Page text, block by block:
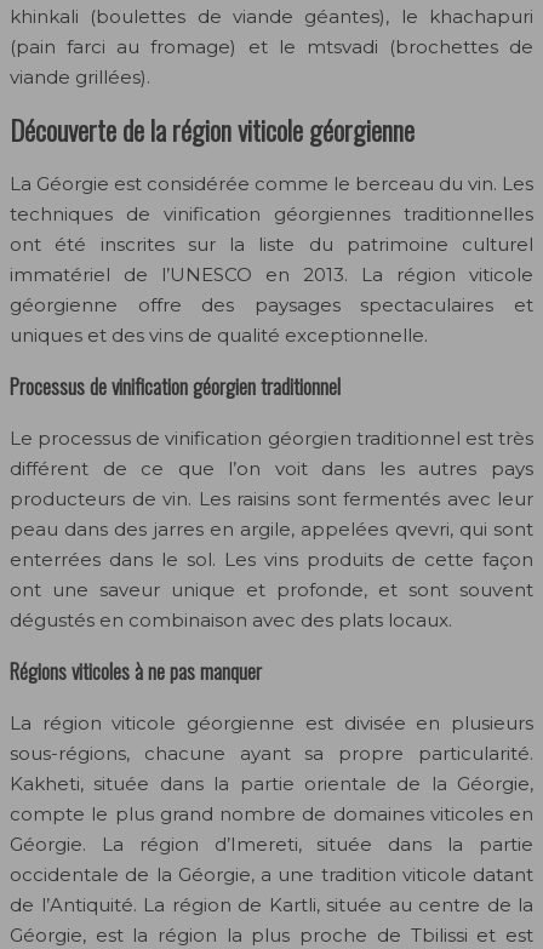
khinkali (boulettes de viande géantes), le khachapuri
(pain farci au fromage) et le mtsvadi (brochettes de
viande grillées).
Découverte de la région viticole géorgienne
La Géorgie est considérée comme le berceau du vin. Les
techniques de vinification géorgiennes traditionnelles
ont été inscrites sur la liste du patrimoine culturel
immatériel de l’UNESCO en 2013. La région viticole
géorgienne offre des paysages spectaculaires et
uniques et des vins de qualité exceptionnelle.
Processus de vinification géorgien traditionnel
Le processus de vinification géorgien traditionnel est très
différent de ce que l’on voit dans les autres pays
producteurs de vin. Les raisins sont fermentés avec leur
peau dans des jarres en argile, appelées qvevri, qui sont
enterrées dans le sol. Les vins produits de cette façon
ont une saveur unique et profonde, et sont souvent
dégustés en combinaison avec des plats locaux.
Régions viticoles à ne pas manquer
La région viticole géorgienne est divisée en plusieurs
sous-régions, chacune ayant sa propre particularité.
Kakheti, située dans la partie orientale de la Géorgie,
compte le plus grand nombre de domaines viticoles en
Géorgie. La région d’Imereti, située dans la partie
occidentale de la Géorgie, a une tradition viticole datant
de l’Antiquité. La région de Kartli, située au centre de la
Géorgie, est la région la plus proche de Tbilissi et est